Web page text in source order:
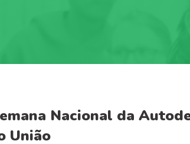
Nacional da
União